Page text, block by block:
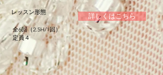
レッスン形態
全6回（2.5H/1回）
​定員４
詳しくはこちら